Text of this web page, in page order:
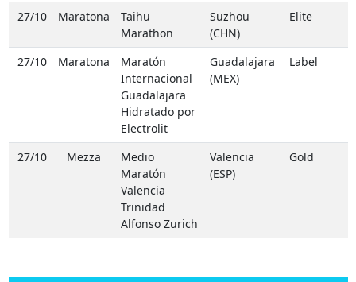
27/10 Maratona
Taihu
Marathon
Suzhou
(CHN)
Elite
27/10 Maratona
Maratón
Internacional
Guadalajara
Hidratado por
Electrolit
Guadalajara
(MEX)
Label
27/10 Mezza
Medio
Maratón
Valencia
Trinidad
Alfonso Zurich
Valencia
(ESP)
Gold